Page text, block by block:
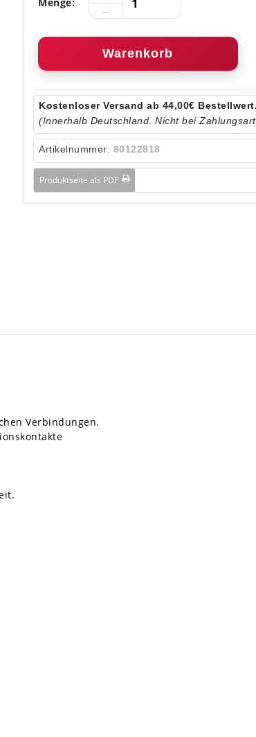
Warenkorb
Kostenloser Versand ab 44,00€ Bestellwert.
(Innerhalb Deutschland. Nicht bei
Artikelnummer: 80122818
Produktseite als PDF
Verbindungen.